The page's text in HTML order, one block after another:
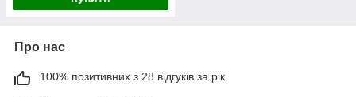
Про нас
100% позитивних з 28 відгуків за рік